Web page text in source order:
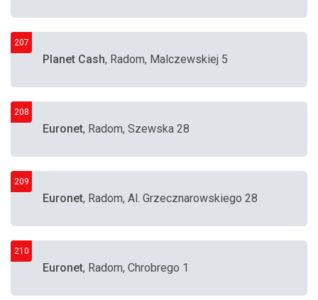
207
Planet Cash, Radom, Malczewskiej 5
208
Euronet, Radom, Szewska 28
209
Euronet, Radom, Al. Grzecznarowskiego 28
210
Euronet, Radom, Chrobrego 1